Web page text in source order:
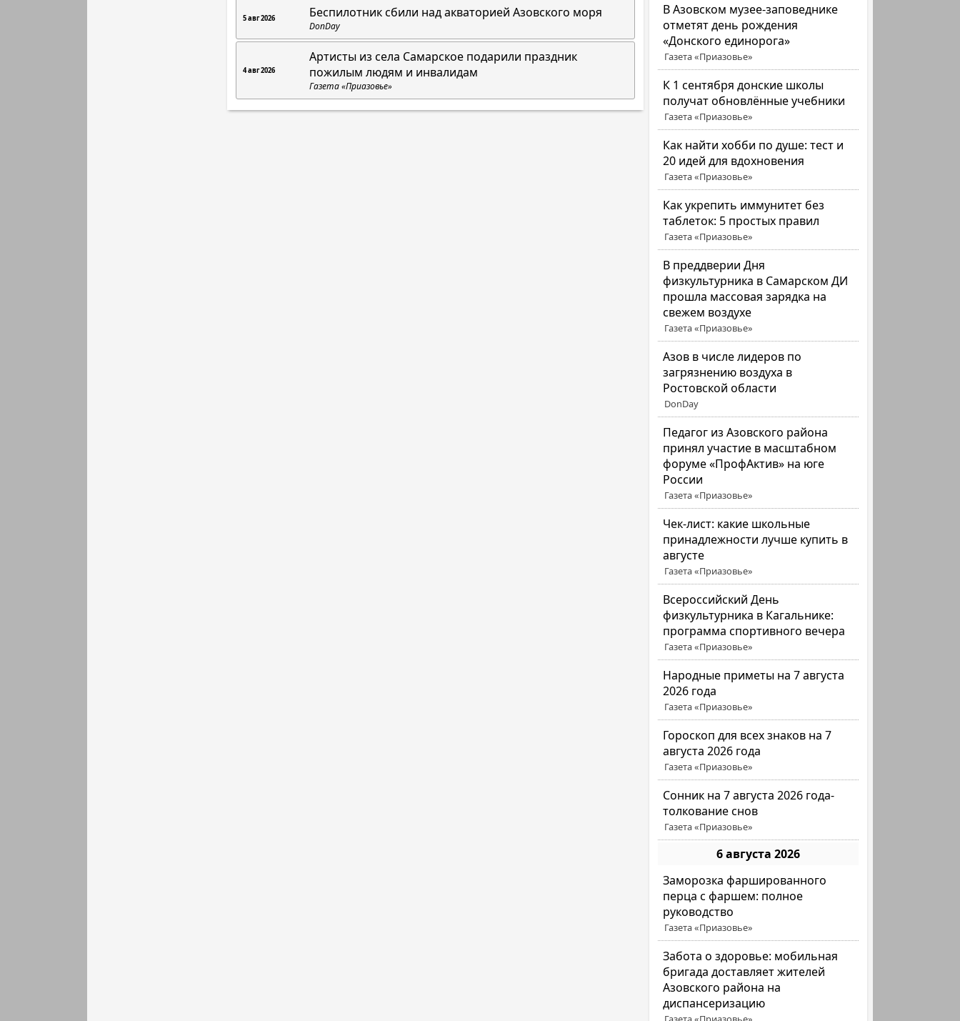
В Азовском музее-заповеднике
отметят день рождения
«Донского единорога»
Газета «Приазовье»
К 1 сентября донские школы
получат обновлённые учебники
Газета «Приазовье»
Как найти хобби по душе: тест и
20 идей для вдохновения
Газета «Приазовье»
Как укрепить иммунитет без
таблеток: 5 простых правил
Газета «Приазовье»
В преддверии Дня
физкультурника в Самарском ДИ
прошла массовая зарядка на
свежем воздухе
Газета «Приазовье»
Азов в числе лидеров по
загрязнению воздуха в
Ростовской области
DonDay
Педагог из Азовского района
принял участие в масштабном
форуме «ПрофАктив» на юге
России
Газета «Приазовье»
Чек-лист: какие школьные
принадлежности лучше купить в
августе
Газета «Приазовье»
Всероссийский День
физкультурника в Кагальнике:
программа спортивного вечера
Газета «Приазовье»
Народные приметы на 7 августа
2026 года
Газета «Приазовье»
Гороскоп для всех знаков на 7
августа 2026 года
Газета «Приазовье»
Сонник на 7 августа 2026 года-
толкование снов
Газета «Приазовье»
6 августа 2026
Заморозка фаршированного
перца с фаршем: полное
руководство
Газета «Приазовье»
Забота о здоровье: мобильная
бригада доставляет жителей
Азовского района на
диспансеризацию
5 авг 2026 Беспилотник сбили над акваторией Азовского моря
DonDay
4 авг 2026
Артисты из села Самарское подарили праздник
пожилым людям и инвалидам
Газета «Приазовье»